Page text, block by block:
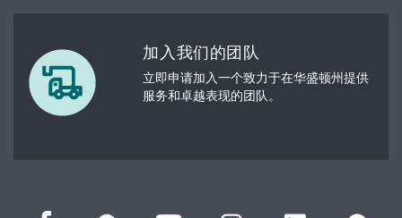
加入我们的团队
立即申请加入一个致力于在华盛顿州提供
服务和卓越表现的团队。